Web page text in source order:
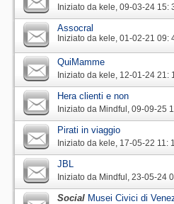
Iniziato da kele‎, 09-03-24 15:
Assocral
Iniziato da kele‎, 01-02-21 09:
QuiMamme
Iniziato da kele‎, 12-01-24 21:
Hera clienti e non
Iniziato da Mindful‎, 09-09-25
Pirati in viaggio
Iniziato da kele‎, 17-05-22 11:
JBL
Iniziato da Mindful‎, 23-05-24
Social Musei Civici di